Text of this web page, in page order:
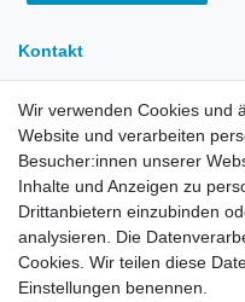
Kontakt
E-Mail:info[at]kreativplotter.de
Telefon:0202-87063640
Öffnungszeiten:
Montag bis Freitag von 8.30 - 15.30
Kontaktformular
Wir verwenden Cookies und
Website und verarbeiten
Besucher:innen unserer
Inhalte und Anzeigen zu
Drittanbietern einzubinden
analysieren. Die
Cookies. Wir teilen diese
Einstellungen benennen.